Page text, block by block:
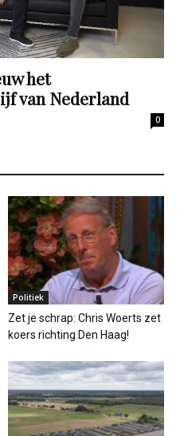
het
van Nederland
0
Politiek
Zet je schrap: Chris Woerts zet
koers richting Den Haag!